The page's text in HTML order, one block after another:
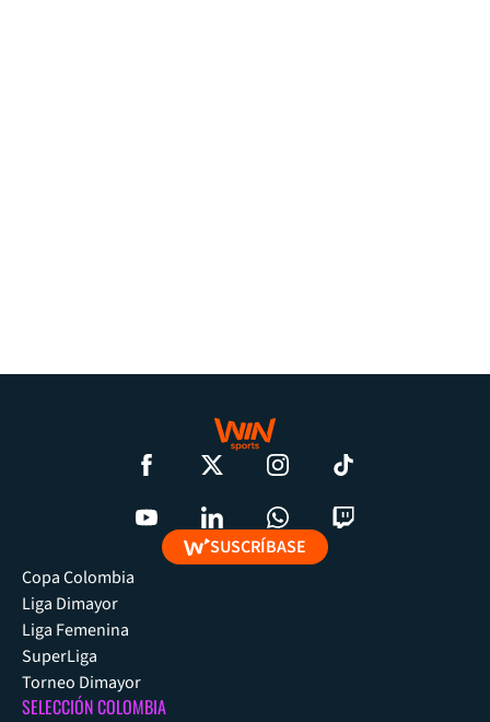
SUSCRÍBASE
Copa Colombia
Liga Dimayor
Liga Femenina
SuperLiga
Torneo Dimayor
SELECCIÓN COLOMBIA